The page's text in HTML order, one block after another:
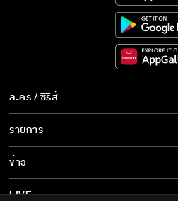
เถียงกับปีศาจห
ละคร / ซีรีส์
ละคร/ซีรีส์
ซีรีส์นานาชาติ
การ์ตูน & เกม
รายการ
รายการทั้งหมด
ข่าว
ข่าวทั้งหมด
LIVE